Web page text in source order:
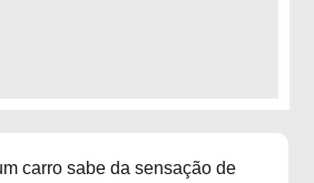
carro sabe da sensação de